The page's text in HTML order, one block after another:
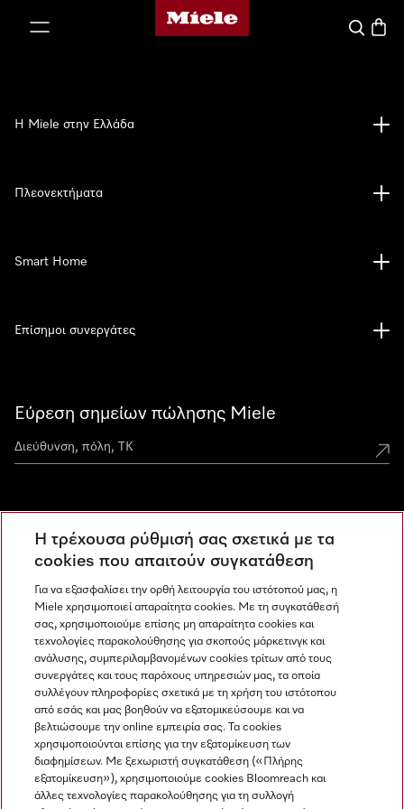
Αρχική σελίδα της Miele
Εύρεση σημείων πώλησης Miele
Ανακαλύψτε τα Miele Experience Center
Newsletter
Η Miele στην Ελλάδα
Πλεονεκτήματα
Smart Home
Επίσημοι συνεργάτες
Miele στο Instagram
Miele στο Facebook
Miele στο Youtube
Η τρέχουσα ρύθμισή σας σχετικά με τα
cookies που απαιτούν συγκατάθεση
Για να εξασφαλίσει την ορθή λειτουργία του ιστότοπού μας, η
Miele χρησιμοποιεί απαραίτητα cookies. Με τη συγκατάθεσή
σας, χρησιμοποιούμε επίσης μη απαραίτητα cookies και
τεχνολογίες παρακολούθησης για σκοπούς μάρκετινγκ και
ανάλυσης, συμπεριλαμβανομένων cookies τρίτων από τους
συνεργάτες και τους παρόχους υπηρεσιών μας, τα οποία
συλλέγουν πληροφορίες σχετικά με τη χρήση του ιστότοπου
από εσάς και μας βοηθούν να εξατομικεύσουμε και να
βελτιώσουμε την online εμπειρία σας. Τα cookies
χρησιμοποιούνται επίσης για την εξατομίκευση των
διαφημίσεων. Με ξεχωριστή συγκατάθεση («Πλήρης
εξατομίκευση»), χρησιμοποιούμε cookies Bloomreach και
άλλες τεχνολογίες παρακολούθησης για τη συλλογή